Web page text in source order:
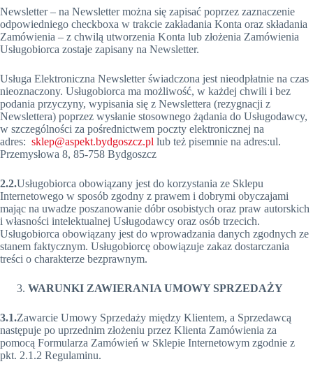
Newsletter – na Newsletter można się zapisać poprzez zaznaczenie
odpowiedniego checkboxa w trakcie zakładania Konta oraz składania
Zamówienia – z chwilą utworzenia Konta lub złożenia Zamówienia
Usługobiorca zostaje zapisany na Newsletter.
Usługa Elektroniczna Newsletter świadczona jest nieodpłatnie na czas
nieoznaczony. Usługobiorca ma możliwość, w każdej chwili i bez
podania przyczyny, wypisania się z Newslettera (rezygnacji z
Newslettera) poprzez wysłanie stosownego żądania do Usługodawcy,
w szczególności za pośrednictwem poczty elektronicznej na
adres: sklep@aspekt.bydgoszcz.pl lub też pisemnie na adres:ul.
Przemysłowa 8, 85-758 Bydgoszcz
2.2.Usługobiorca obowiązany jest do korzystania ze Sklepu
Internetowego w sposób zgodny z prawem i dobrymi obyczajami
mając na uwadze poszanowanie dóbr osobistych oraz praw autorskich
i własności intelektualnej Usługodawcy oraz osób trzecich.
Usługobiorca obowiązany jest do wprowadzania danych zgodnych ze
stanem faktycznym. Usługobiorcę obowiązuje zakaz dostarczania
treści o charakterze bezprawnym.
WARUNKI ZAWIERANIA UMOWY SPRZEDAŻY
3.1.Zawarcie Umowy Sprzedaży między Klientem, a Sprzedawcą
następuje po uprzednim złożeniu przez Klienta Zamówienia za
pomocą Formularza Zamówień w Sklepie Internetowym zgodnie z
pkt. 2.1.2 Regulaminu.